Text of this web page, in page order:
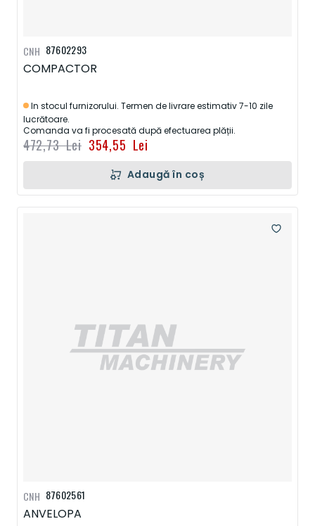
87602293
COMPACTOR
In stocul furnizorului. Termen de livrare estimativ 7-10 zile
lucrătoare.
Comanda va fi procesată după efectuarea plății.
354,55 Lei
472,73 Lei
CNH
Adaugă în coș
87602561
ANVELOPA
CNH